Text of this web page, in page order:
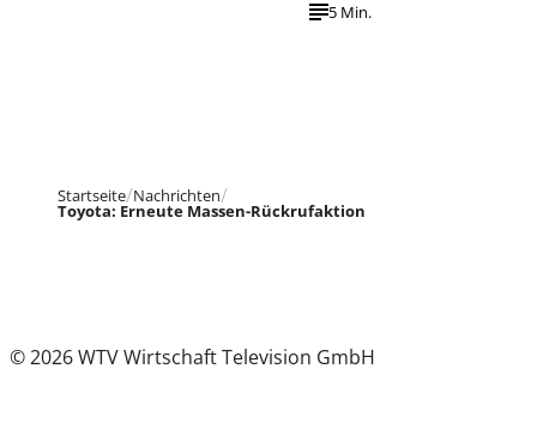
5 Min.
Startseite Nachrichten
Toyota: Erneute Massen-Rückrufaktion
© 2026 WTV Wirtschaft Television GmbH